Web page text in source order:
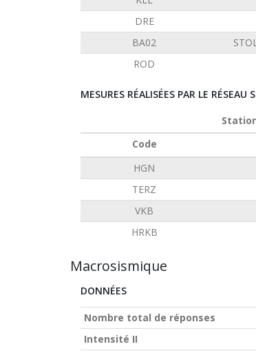
DRE
BA02
ROD
MESURES RÉALISÉES PAR LE
Code
HGN
TERZ
VKB
HRKB
Macrosismique
DONNÉES
Nombre total de réponses
Intensité II